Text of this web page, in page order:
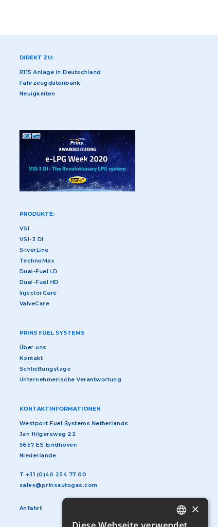
DIREKT ZU:
R115 Anlage in Deutschland
Fahrzeugdatenbank
Neuigkeiten
PRODUKTE:
VSI
VSI-3 DI
SilverLine
TechnoMax
Dual-Fuel LD
Dual-Fuel HD
InjectorCare
ValveCare
PRINS FUEL SYSTEMS
Über uns
Kontakt
Schließungstage
Unternehmerische Verantwortung
KONTAKTINFORMATIONEN
Westport Fuel Systems Netherlands
Jan Hilgersweg 22
5657 ES Eindhoven
Niederlande
T +31 (0)40 254 77 00
sales@prinsautogas.com
Anfahrt ×